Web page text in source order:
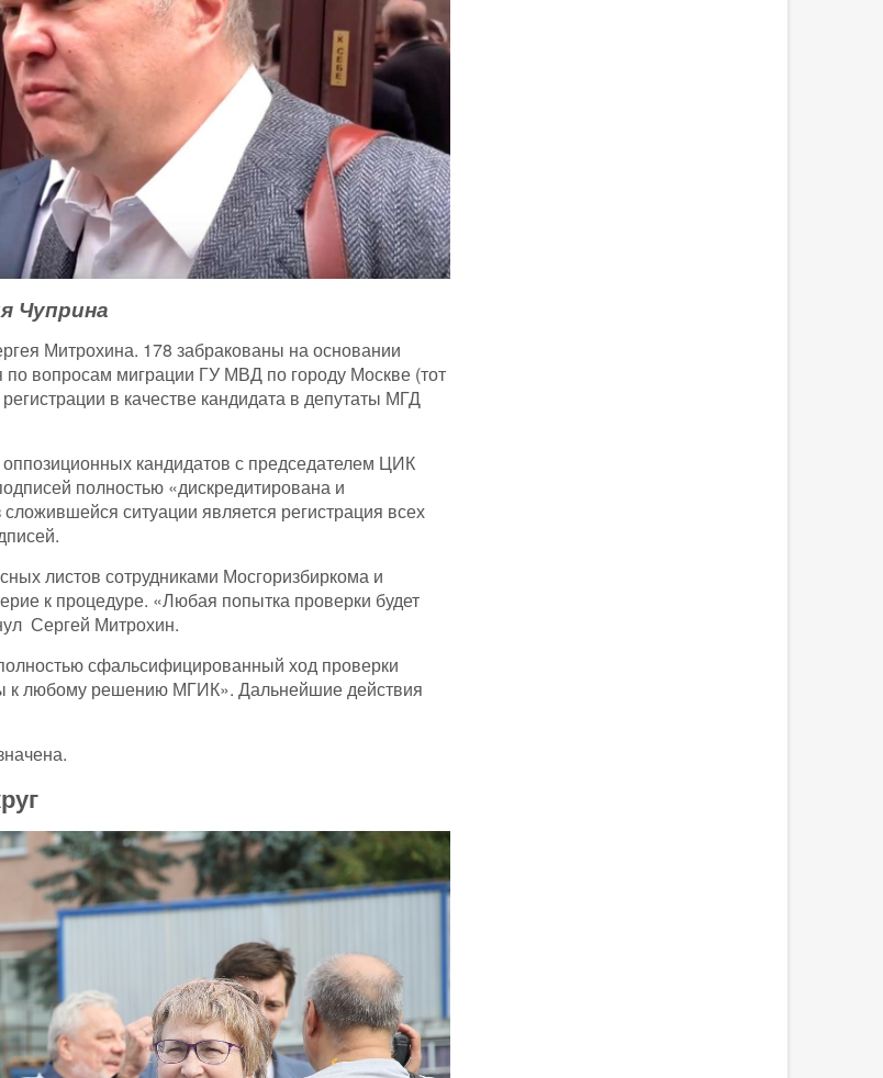
Чуприна
Митрохина. 178 забракованы на основании
вопросам миграции ГУ МВД по городу Москве (тот
в качестве кандидата в депутаты МГД
кандидатов с председателем ЦИК
полностью «дискредитирована и
ситуации является регистрация всех
листов сотрудниками Мосгоризбиркома и
к процедуре. «Любая попытка проверки будет
Сергей Митрохин.
сфальсифицированный ход проверки
к любому решению МГИК». Дальнейшие действия